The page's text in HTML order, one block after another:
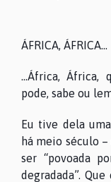
ÁFRICA, ÁFRICA...
...África, África,
pode, sabe ou
Eu tive dela
há meio século
ser “povoada
degradada”.